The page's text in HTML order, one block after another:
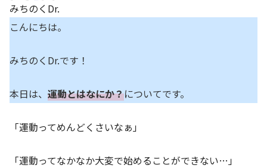
みちのくDr.
こんにちは。
みちのくDr.です！
本日は、 運動とはなにか？についてです。
「運動ってめんどくさいなぁ」
「運動ってなかなか大変で始めることができない…」